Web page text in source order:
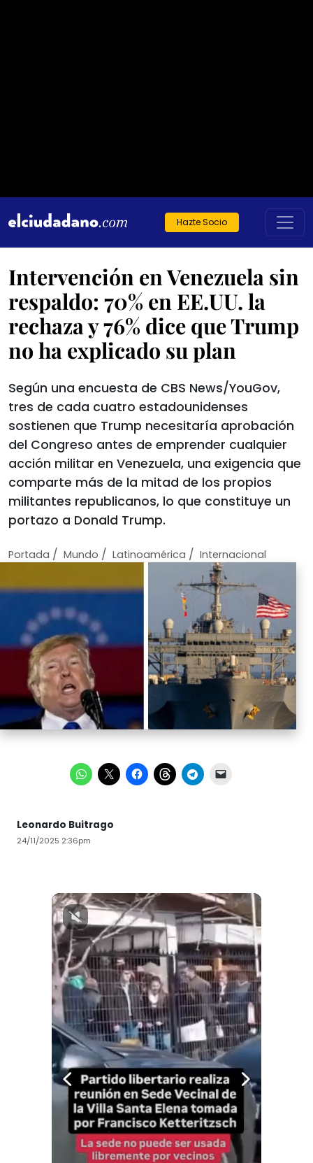
Hazte Socio
Intervención en Venezuela sin
respaldo: 70% en EE.UU. la
rechaza y 76% dice que Trump
no ha explicado su plan
Según una encuesta de CBS News/YouGov,
tres de cada cuatro estadounidenses
sostienen que Trump necesitaría aprobación
del Congreso antes de emprender cualquier
acción militar en Venezuela, una exigencia que
comparte más de la mitad de los propios
militantes republicanos, lo que constituye un
portazo a Donald Trump.
Portada / Mundo / Latinoamérica / Internacional
Leonardo Buitrago
24/11/2025 2:36pm